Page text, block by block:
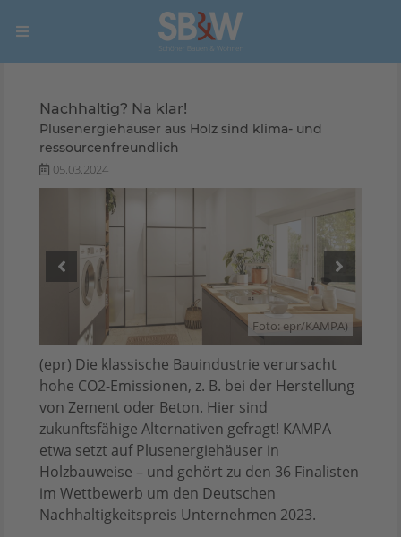
Nachhaltig? Na klar!
Plusenergiehäuser aus Holz sind klima- und
ressourcenfreundlich
05.03.2024
Foto: epr/KAMPA)
(epr) Die klassische Bauindustrie verursacht
hohe CO2-Emissionen, z. B. bei der Herstellung
von Zement oder Beton. Hier sind
zukunftsfähige Alternativen gefragt! KAMPA
etwa setzt auf Plusenergiehäuser in
Holzbauweise – und gehört zu den 36 Finalisten
im Wettbewerb um den Deutschen
Nachhaltigkeitspreis Unternehmen 2023.